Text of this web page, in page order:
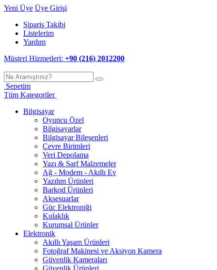
Yeni Üye Üye Girişi
Sipariş Takibi
Listelerim
Yardım
Müşteri Hizmetleri: +90 (216) 2012200
Sepetim
Tüm Kategoriler
Bilgisayar
Oyuncu Özel
Bilgisayarlar
Bilgisayar Bileşenleri
Çevre Birimleri
Veri Depolama
Yazı & Sarf Malzemeler
Ağ - Modem - Akıllı Ev
Yazılım Ürünleri
Barkod Ürünleri
Aksesuarlar
Güç Elektroniği
Kulaklık
Kurumsal Ürünler
Elektronik
Akıllı Yaşam Ürünleri
Fotoğraf Makinesi ve Aksiyon Kamera
Güvenlik Kameraları
Güvenlik Ürünleri